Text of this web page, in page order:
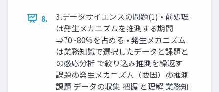
8.
3.データサイエンスの問題(1) • 前処理
は発生メカニズムを推測する期間
⇒70~80%を占める • 発生メカニズム
は業務知識で選択したデータと課題と
の感応分析 で絞り込み推測を繰返す
課題の発生メカニズム（要因）の推測
課題 データの収集 把握 と理解 業務知